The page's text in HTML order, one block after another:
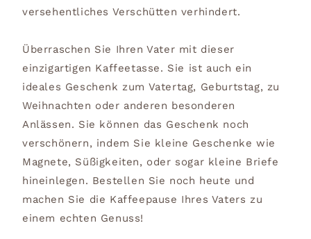
versehentliches Verschütten verhindert.
Überraschen Sie Ihren Vater mit dieser
einzigartigen Kaffeetasse. Sie ist auch ein
ideales Geschenk zum Vatertag, Geburtstag, zu
Weihnachten oder anderen besonderen
Anlässen. Sie können das Geschenk noch
verschönern, indem Sie kleine Geschenke wie
Magnete, Süßigkeiten, oder sogar kleine Briefe
hineinlegen. Bestellen Sie noch heute und
machen Sie die Kaffeepause Ihres Vaters zu
einem echten Genuss!